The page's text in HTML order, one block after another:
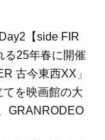
【side FIR
る25年春に開催
古今東西XX」
を映画館の大
GRANRODEO